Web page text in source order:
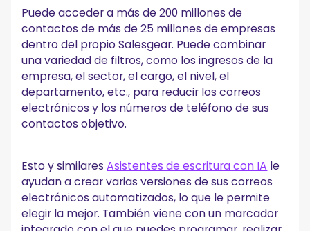
Puede acceder a más de 200 millones de
contactos de más de 25 millones de empresas
dentro del propio Salesgear. Puede combinar
una variedad de filtros, como los ingresos de la
empresa, el sector, el cargo, el nivel, el
departamento, etc., para reducir los correos
electrónicos y los números de teléfono de sus
contactos objetivo.
Esto y similaresAsistentes de escritura con IA le
ayudan a crear varias versiones de sus correos
electrónicos automatizados, lo que le permite
elegir la mejor. También viene con un marcador